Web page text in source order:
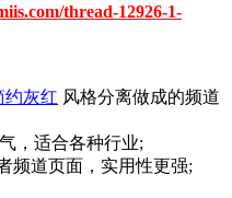
thread-12926-1-
约灰红 风格分离做成的频道
，适合各种行业;
频道页面，实用性更强;